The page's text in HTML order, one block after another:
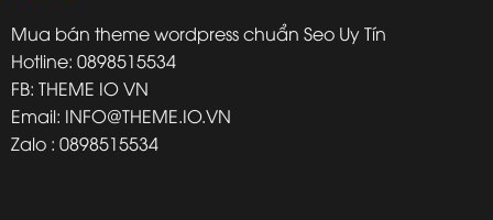
Mua bán theme wordpress chuẩn Seo Uy Tín
Hotline: 0898515534
FB: THEME IO VN
Email: INFO@THEME.IO.VN
Zalo : 0898515534